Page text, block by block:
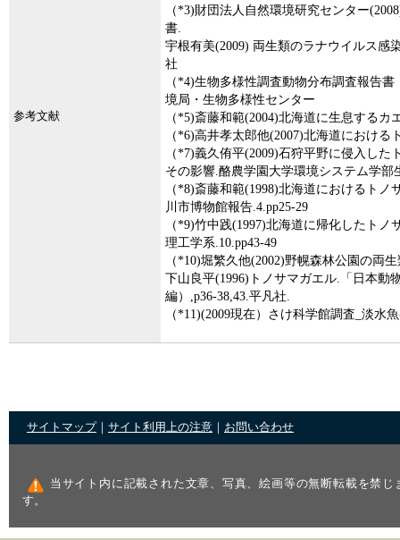
参考文献
（*3)財団法人自然環境研究センター
書.
宇根有美(2009) 両生類のラナウイルス感
社
（*4)生物多様性調査動物分布調査報告
境局・生物多様性センター
（*5)斎藤和範(2004)北海道に生息する
（*6)高井孝太郎他(2007)北海道におけ
（*7)義久侑平(2009)石狩平野に侵入した
その影響.酪農学園大学環境システム学部
（*8)斎藤和範(1998)北海道におけるト
川市博物館報告.4.pp25-29
（*9)竹中践(1997)北海道に帰化したト
理工学系.10.pp43-49
（*10)堀繁久他(2002)野幌森林公園の両
下山良平(1996)トノサマガエル.「日本動
編）,p36-38,43.平凡社.
（*11)(2009現在）さけ科学館調査_淡水
サイトマップ サイト利用上の注意 お問い合わせ
当サイト内に記載された文章、写真、絵画等の無断転載を禁じ
す。